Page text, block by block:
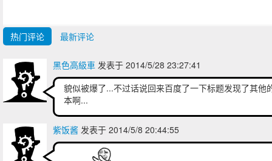
热门评论 最新评论
黑色高級車 发表于 2014/5/28 23:27:41
貌似被爆了...不过话说回来百度了一下标题发现了其他
本啊...
紫饭酱 发表于 2014/5/8 20:44:55